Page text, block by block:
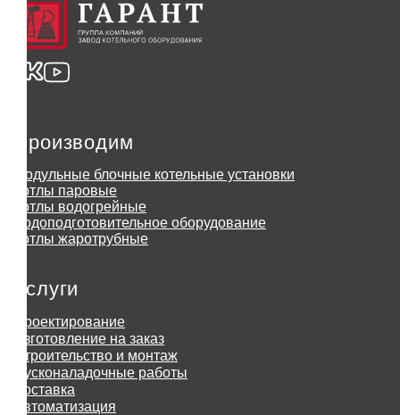
Производим
Модульные блочные котельные установки
Котлы паровые
Котлы водогрейные
Водоподготовительное оборудование
Котлы жаротрубные
Услуги
Проектирование
Изготовление на заказ
Строительство и монтаж
Пусконаладочные работы
Доставка
Автоматизация